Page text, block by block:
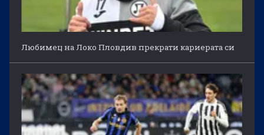
Любимец на Локо Пловдив прекрати кариерата си